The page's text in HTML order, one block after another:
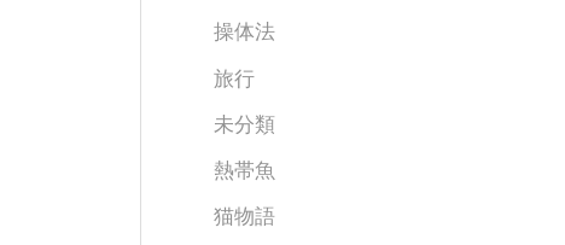
操体法
旅行
未分類
熱帯魚
猫物語